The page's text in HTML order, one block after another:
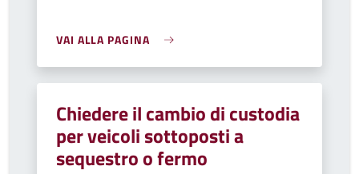
VAI ALLA PAGINA
Chiedere il cambio di custodia
per veicoli sottoposti a
sequestro o fermo